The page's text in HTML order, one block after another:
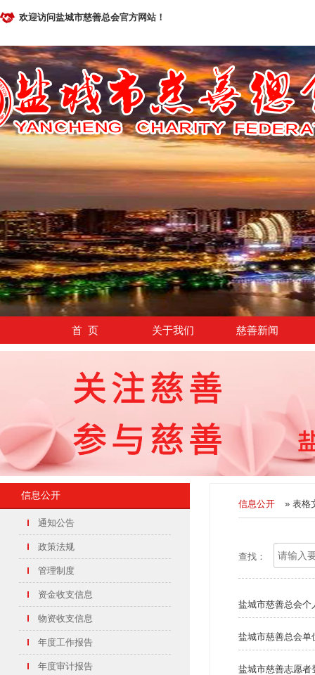
欢迎访问盐城市慈善总会官方网站！
首 页 关于我们 慈善新闻
信息公开
通知公告
政策法规
管理制度
资金收支信息
物资收支信息
年度工作报告
年度审计报告
信息公开 » 表格
查找：
盐城市慈善总会个
盐城市慈善总会单
盐城市慈善志愿者